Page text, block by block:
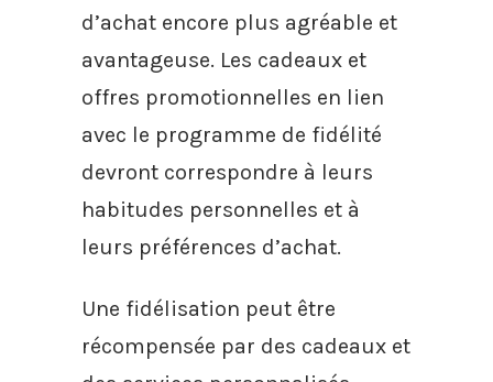
d’achat encore plus agréable et
avantageuse. Les cadeaux et
offres promotionnelles en lien
avec le programme de fidélité
devront correspondre à leurs
habitudes personnelles et à
leurs préférences d’achat.
Une fidélisation peut être
récompensée par des cadeaux et